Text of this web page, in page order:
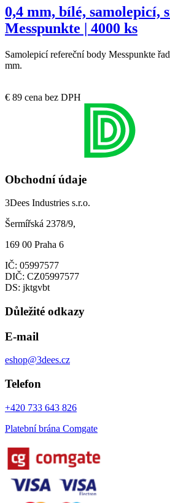
0,4 mm, bílé, samolepicí,
Messpunkte | 4000 ks
Samolepicí refereční body Messpunkte
mm.
€ 89 cena bez DPH
Obchodní údaje
3Dees Industries s.r.o.
Šermířská 2378/9,
169 00 Praha 6
IČ: 05997577
DIČ: CZ05997577
DS: jktgvbt
Důležité odkazy
E-mail
eshop@3dees.cz
Telefon
+420 733 643 826
Platební brána Comgate